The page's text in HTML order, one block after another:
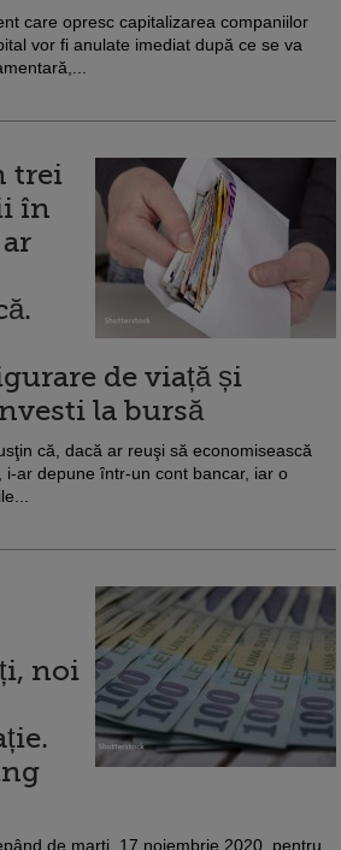
care opresc capitalizarea companiilor
vor fi anulate imediat după ce se va
trei
în
de viață și
la bursă
că, dacă ar reuşi să economisească
ar depune într-un cont bancar, iar o
noi
de marţi, 17 noiembrie 2020, pentru